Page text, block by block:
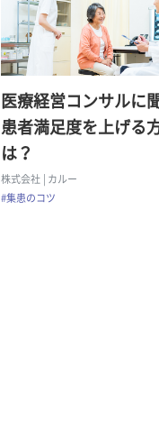
医療経営コンサルに
患者満足度を上げる
は？
株式会社
| カルー
#集患のコツ